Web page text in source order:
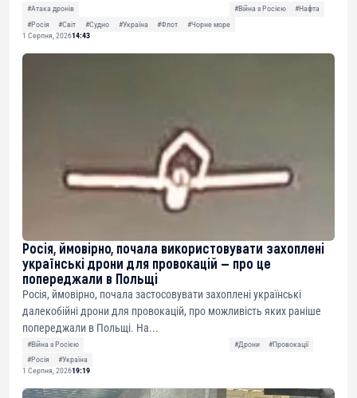
#Атака дронів #Війна з Росією
#Нафта
#Росія
#Світ #Судно #Україна #Флот
#Чорне море
1 Серпня, 202614:43
Росія, ймовірно, почала використовувати захоплені
українські дрони для провокацій — про це
попереджали в Польщі
Росія, ймовірно, почала застосовувати захоплені українські
далекобійні дрони для провокацій, про можливість яких раніше
попереджали в Польщі. На...
#Війна з Росією #Дрони
#Провокації
#Росія
#Україна
1 Серпня, 202619:19